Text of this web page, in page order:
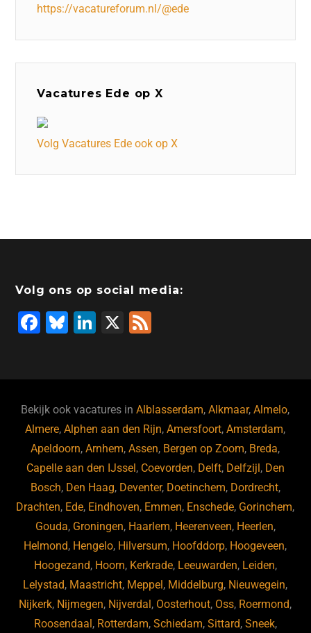
https://vacatureforum.nl/@ede
Vacatures Ede op X
Volg Vacatures Ede ook op X
Volg ons op social media:
F
b
o
o
k
Bl
ky
Li
dI
n
X
Bekijk ook vacatures inAlblasserdam,Alkmaar,Almelo,
Almere,Alphen aan den Rijn,Amersfoort,Amsterdam,
Apeldoorn,Arnhem,Assen, Bergen op Zoom, Breda,
Capelle aan den IJssel, Coevorden, Delft, Delfzijl, Den
Bosch, Den Haag, Deventer, Doetinchem, Dordrecht,
Drachten, Ede, Eindhoven, Emmen, Enschede, Gorinchem,
Gouda, Groningen, Haarlem, Heerenveen, Heerlen,
Helmond, Hengelo, Hilversum, Hoofddorp, Hoogeveen,
Hoogezand, Hoorn, Kerkrade, Leeuwarden, Leiden,
Lelystad, Maastricht, Meppel, Middelburg, Nieuwegein,
Nijkerk, Nijmegen, Nijverdal, Oosterhout, Oss, Roermond,
Roosendaal, Rotterdam, Schiedam, Sittard, Sneek,